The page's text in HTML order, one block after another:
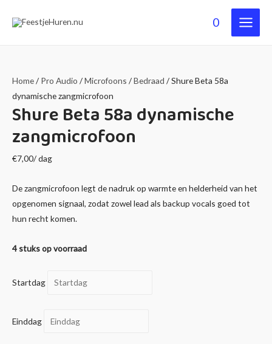
0
Main
Home/ Pro Audio /Microfoons /Bedraad / Shure Beta 58a
dynamische zangmicrofoon
Shure Beta 58a dynamische
zangmicrofoon
€7,00/ dag
De zangmicrofoon legt de nadruk op warmte en helderheid van het
opgenomen signaal, zodat zowel lead als backup vocals goed tot
hun recht komen.
4 stuks op voorraad
Startdag
Einddag